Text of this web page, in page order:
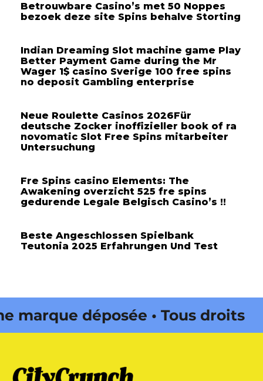
Betrouwbare Casino’s met 50 Noppes
bezoek deze site Spins behalve Storting
Indian Dreaming Slot machine game Play
Better Payment Game during the Mr
Wager 1$ casino Sverige 100 free spins
no deposit Gambling enterprise
Neue Roulette Casinos 2026Für
deutsche Zocker inoffizieller book of ra
novomatic Slot Free Spins mitarbeiter
Untersuchung
Fre Spins casino Elements: The
Awakening overzicht 525 fre spins
gedurende Legale Belgisch Casino’s !!
Beste Angeschlossen Spielbank
Teutonia 2025 Erfahrungen Und Test
déposée • Tous droits